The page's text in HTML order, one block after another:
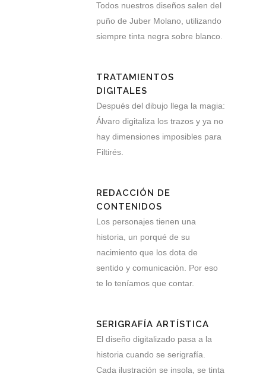
Todos nuestros diseños salen del
puño de Juber Molano, utilizando
siempre tinta negra sobre blanco.
TRATAMIENTOS
DIGITALES
Después del dibujo llega la magia:
Álvaro digitaliza los trazos y ya no
hay dimensiones imposibles para
Filtirés.
REDACCIÓN DE
CONTENIDOS
Los personajes tienen una
historia, un porqué de su
nacimiento que los dota de
sentido y comunicación. Por eso
te lo teníamos que contar.
SERIGRAFÍA ARTÍSTICA
El diseño digitalizado pasa a la
historia cuando se serigrafía.
Cada ilustración se insola, se tinta